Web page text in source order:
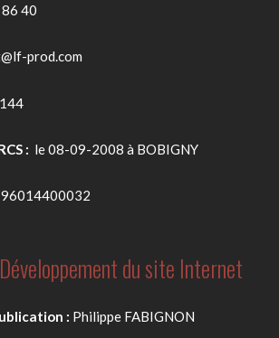
40
prod.com
: le 08-09-2008 à BOBIGNY
du site Internet
: Philippe FABIGNON